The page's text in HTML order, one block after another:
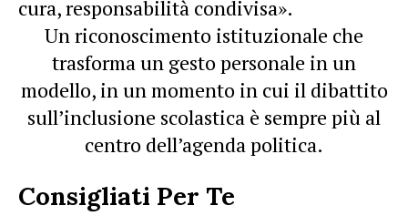
cura, responsabilità condivisa».
Un riconoscimento istituzionale che
trasforma un gesto personale in un
modello, in un momento in cui il dibattito
sull’inclusione scolastica è sempre più al
centro dell’agenda politica.
Consigliati Per Te